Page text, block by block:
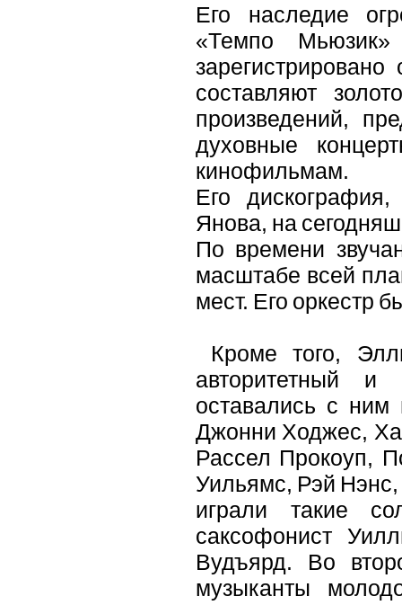
Его наследие
«Темпо
составляют
произведений,
духовные
кинофильмам.
Его
Янова, на
По времени
масштабе всей
мест. Его оркестр
Кроме того,
авторитетный и
оставались с ним
Джонни Ходжес,
Рассел Прокоуп,
Уильямс, Рэй Нэнс,
играли такие
саксофонист
Вудъярд. Во
музыканты